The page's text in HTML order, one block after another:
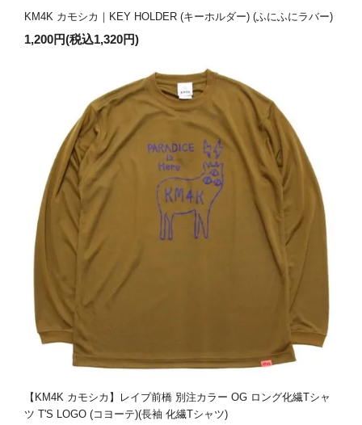
KM4K カモシカ｜KEY HOLDER (キーホルダー) (ふにふにラバー)
1,200円(税込1,320円)
【KM4K カモシカ】レイブ前橋 別注カラー OG ロング化繊Tシャ
ツ T'S LOGO (コヨーテ)(長袖 化繊Tシャツ)